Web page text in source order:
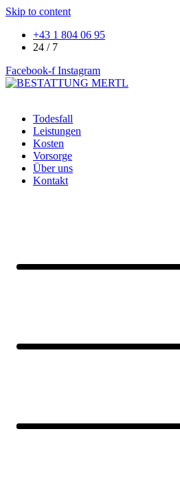
Skip to content
+43 1 804 06 95
24 / 7
Facebook-f Instagram
Todesfall
Leistungen
Kosten
Vorsorge
Über uns
Kontakt